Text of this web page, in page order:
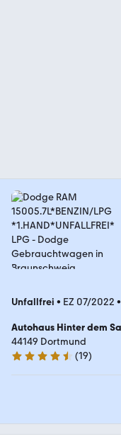
Unfallfrei • EZ 07/2022 •
Autohaus Hinter dem
44149 Dortmund
4.4 Sterne
(19)